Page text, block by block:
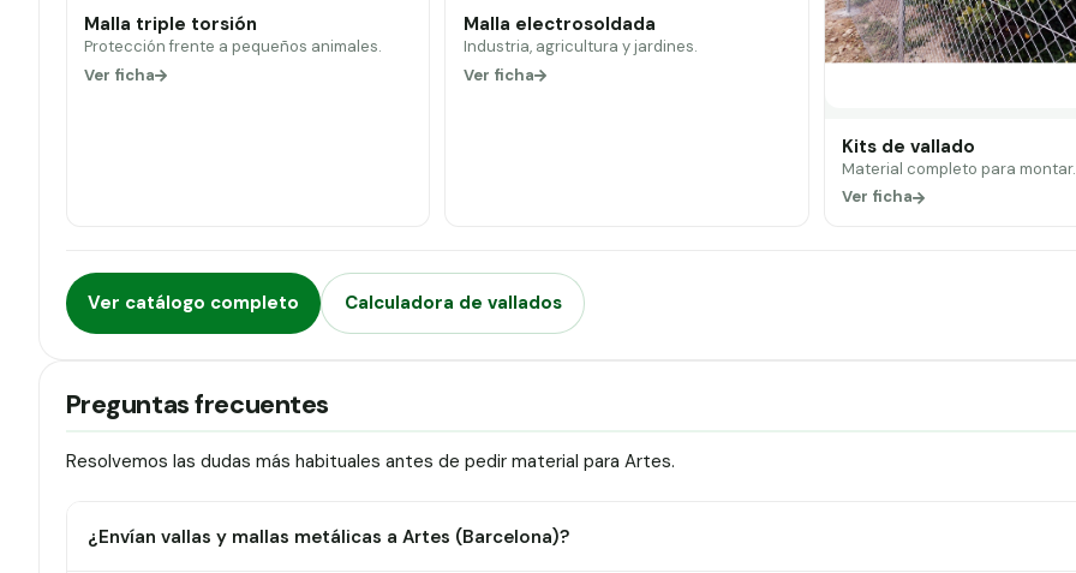
Malla triple torsión
Protección frente a pequeños animales.
Ver ficha
Malla electrosoldada
Industria, agricultura y jardines.
Ver ficha
Kits de vallado
Material completo para montar.
Ver ficha
Ver catálogo completo Calculadora de vallados
Preguntas frecuentes
Resolvemos las dudas más habituales antes de pedir material para Artes.
¿Envían vallas y mallas metálicas a Artes (Barcelona)?